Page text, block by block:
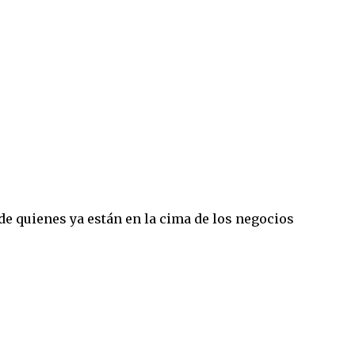
quienes ya están en la cima de los negocios